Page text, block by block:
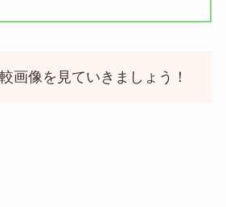
画像を見ていきましょう！